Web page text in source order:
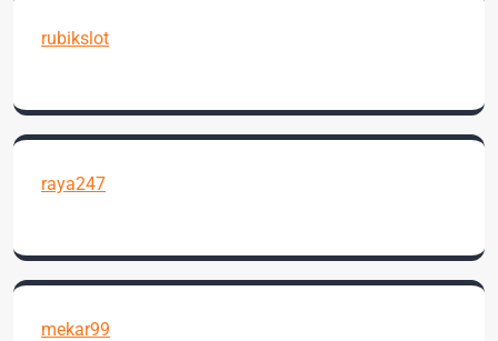
rubikslot
raya247
mekar99